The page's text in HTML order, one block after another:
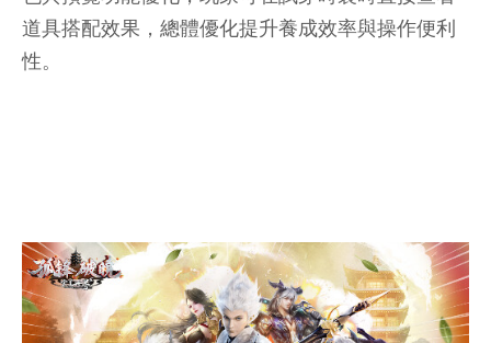
道具搭配效果，總體優化提升養成效率與操作便利
性。